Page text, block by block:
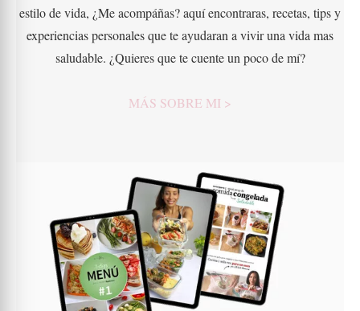
estilo de vida, ¿Me acompáñas? aquí encontraras, recetas, tips y
experiencias personales que te ayudaran a vivir una vida mas
saludable. ¿Quieres que te cuente un poco de mí?
MÁS SOBRE MI >